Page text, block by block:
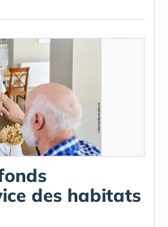
des habitats